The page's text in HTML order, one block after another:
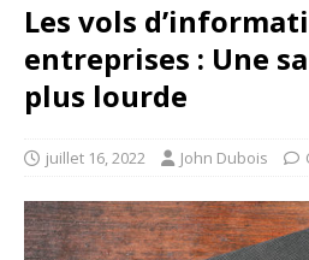
Les vols
entreprises : Une
plus lourde
juillet 16, 2022 John Dubois